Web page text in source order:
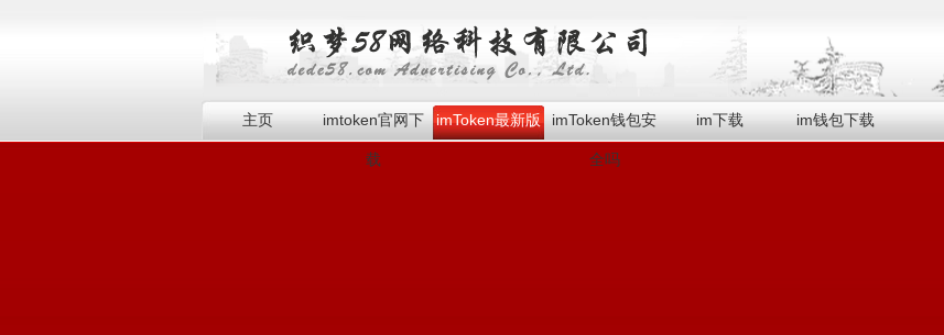
主页 imtoken官网下
载
imToken最新版 imToken钱包安
全吗
im下载 im钱包下载